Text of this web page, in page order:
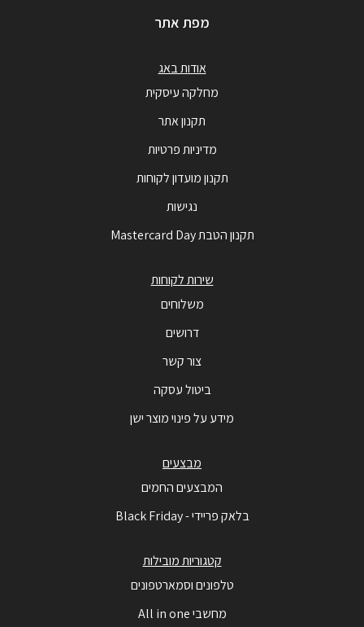
מפת אתר
אודות באג
מחלקה עיסקית
תקנון אתר
מדיניות פרטיות
תקנון מועדון לקוחות
נגישות
תקנון הטבת Mastercard Day
שירות לקוחות
משלוחים
דרושים
צור קשר
ביטול עסקה
מידע על פינוי מוצר ישן
מבצעים
המבצעים החמים
בלאק פריידי - Black Friday
קטגוריות מובילות
טלפונים וסמארטפונים
מחשבי All in one